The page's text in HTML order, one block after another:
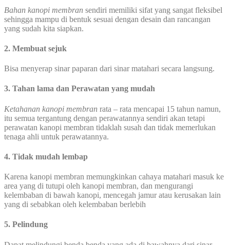
Bahan kanopi membran sendiri memiliki sifat yang sangat fleksibel
sehingga mampu di bentuk sesuai dengan desain dan rancangan
yang sudah kita siapkan.
2. Membuat sejuk
Bisa menyerap sinar paparan dari sinar matahari secara langsung.
3. Tahan lama dan Perawatan yang mudah
Ketahanan kanopi membran rata – rata mencapai 15 tahun namun,
itu semua tergantung dengan perawatannya sendiri akan tetapi
perawatan kanopi membran tidaklah susah dan tidak memerlukan
tenaga ahli untuk perawatannya.
4. Tidak mudah lembap
Karena kanopi membran memungkinkan cahaya matahari masuk ke
area yang di tutupi oleh kanopi membran, dan mengurangi
kelembaban di bawah kanopi, mencegah jamur atau kerusakan lain
yang di sebabkan oleh kelembaban berlebih
5. Pelindung